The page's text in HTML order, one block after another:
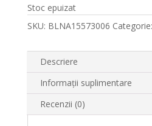
Stoc epuizat
SKU: BLNA15573006 Categorie:
Descriere
Informații suplimentare
Recenzii (0)